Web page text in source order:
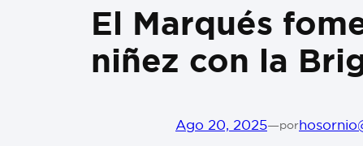
El Marqués
niñez con la
Ago 20, 2025—por